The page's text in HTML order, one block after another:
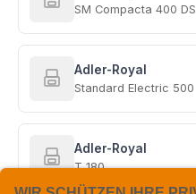
SM Compacta 400 DS
Adler-Royal
Standard Electric 500
Adler-Royal
T 180